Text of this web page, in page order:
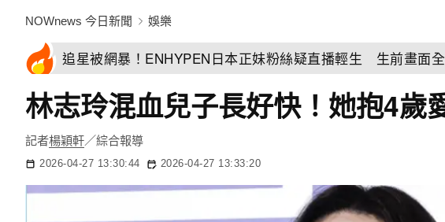
NOWnews 今日新聞 娛樂
追星被網暴！ENHYPEN日本正妹粉絲疑直播輕生 生前畫面
林志玲混血兒子長好快！她抱4
記者楊穎軒／綜合報導
2026-04-27 13:30:44 2026-04-27 13:33:20